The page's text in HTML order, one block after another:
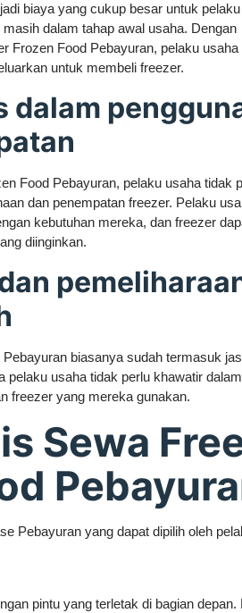
biaya yang cukup besar untuk
dalam tahap awal usaha. Dengan
Frozen Food Pebayuran, pelaku usaha
untuk membeli freezer.
dalam
Food Pebayuran, pelaku usaha tidak
dan penempatan freezer. Pelaku
kebutuhan mereka, dan freezer
diinginkan.
biasanya sudah termasuk
pelaku usaha tidak perlu khawatir
freezer yang mereka gunakan.
Sewa
Pebayuran yang dapat dipilih oleh
pintu yang terletak di bagian depan.